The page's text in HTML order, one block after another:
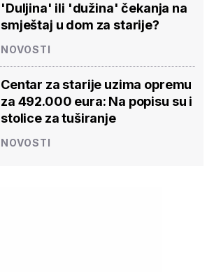
'Duljina' ili 'dužina' čekanja na
smještaj u dom za starije?
NOVOSTI
Centar za starije uzima opremu
za 492.000 eura: Na popisu su i
stolice za tuširanje
NOVOSTI